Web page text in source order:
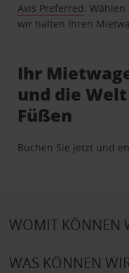
Avis Preferred .
wir halten Ihren
Ihr
und die
Füßen
Buchen Sie jetzt und
WOMIT KÖNNEN
WAS KÖNNEN